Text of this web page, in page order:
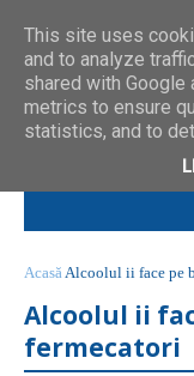
AcasăAlcoolul ii face pe
Alcoolul ii
fermecatori
This site uses
and to analyze
shared with Google
metrics to ensure
statistics, and to